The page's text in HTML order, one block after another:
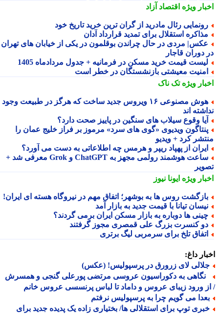
ویژهاقتصاد آزاد
رئال مادرید از گران ترین خرید تاریخ خود
استقلال برای تمدید قرارداد آدان
مردی در حال چراندن بوقلمون در یکی از خیابان های تهران
دوران قاجار
قیمت خرید مسکن در فرمانیه + جدول مردادماه 1405
معیشتی بازنشستگان در خطر است
ویژهتک ناک
هوش مصنوعی ۱۶ ویروس جدید ساخت که هرگز در طبیعت وجود
اند
وقوع سیلاب های سنگین در پاییز صحت دارد؟
ویدیوی «گوی های سرد» مرموز بر فراز خلیج عمان را
کرد + ویدیو
از پهپاد ریپر و هرمس چه اطلاعاتی به دست می آورد؟
ساعت هوشمند رولمی مجهز به ChatGPT و Grok معرفی شد +
ویژهایونا نیوز
روس ها به بوشهر؛ اتفاق مهم در نیروگاه هسته ای ایران!
تیانا با قیمت جدید به بازار آمد
ها دوباره به بازار مسکن ایران برمی گردند؟
کنسرت بزرگ علی قمصری مجوز گرفتند
تلخ برای سرمربی لیگ برتری
داغ:
لای زرورق در پرسپولیس! (عکس)
به دکوراسیون عروسی مرتضی پورعلی گنجی و همسرش
ورود زیبای عروس و داماد تا لباس پرنسسی عروس خانم
می گویم چرا به پرسپولیس نرفتم
توپ برای استقلالی ها/ بختیاری زاده یک پدیده جدید برای